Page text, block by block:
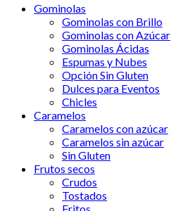
Gominolas
Gominolas con Brillo
Gominolas con Azúcar
Gominolas Ácidas
Espumas y Nubes
Opción Sin Gluten
Dulces para Eventos
Chicles
Caramelos
Caramelos con azúcar
Caramelos sin azúcar
Sin Gluten
Frutos secos
Crudos
Tostados